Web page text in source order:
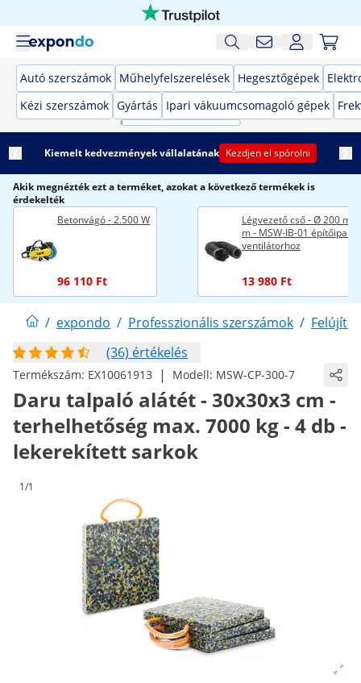
Autó szerszámok Műhelyfelszerelések Hegesztőgépek
Kézi szerszámok Gyártás Ipari vákuumcsomagoló gépek
Kiemelt kedvezmények vállalatának Kezdjen el spórolni
Akik megnézték ezt a terméket, azokat a következő termékek is
érdekelték
Betonvágó - 2.500 W
96 110 Ft
Légvezető cső - Ø 200
m - MSW-IB-01 építőipari
ventilátorhoz
13 980 Ft
/ expondo / Professzionális szerszámok /
(36) értékelés
Termékszám: EX10061913 | Modell: MSW-CP-300-7
Daru talpaló alátét - 30x30x3 cm -
terhelhetőség max. 7000 kg - 4 db -
lekerekített sarkok
1/1